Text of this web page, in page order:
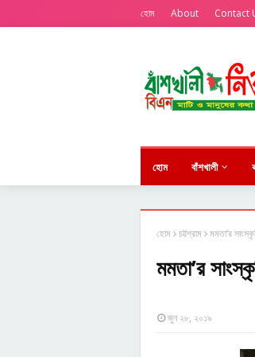
হোম About Contact
হোম বাঁশখালী
হোম চট্টগ্রাম মমতা’র
মমতা’র
জুন ২৮, ২০১৯